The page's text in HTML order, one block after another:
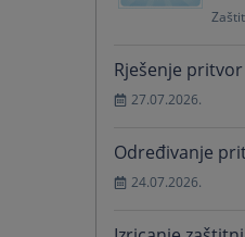
Rješenje pritvor
27.07.2026.
Određivanje
24.07.2026.